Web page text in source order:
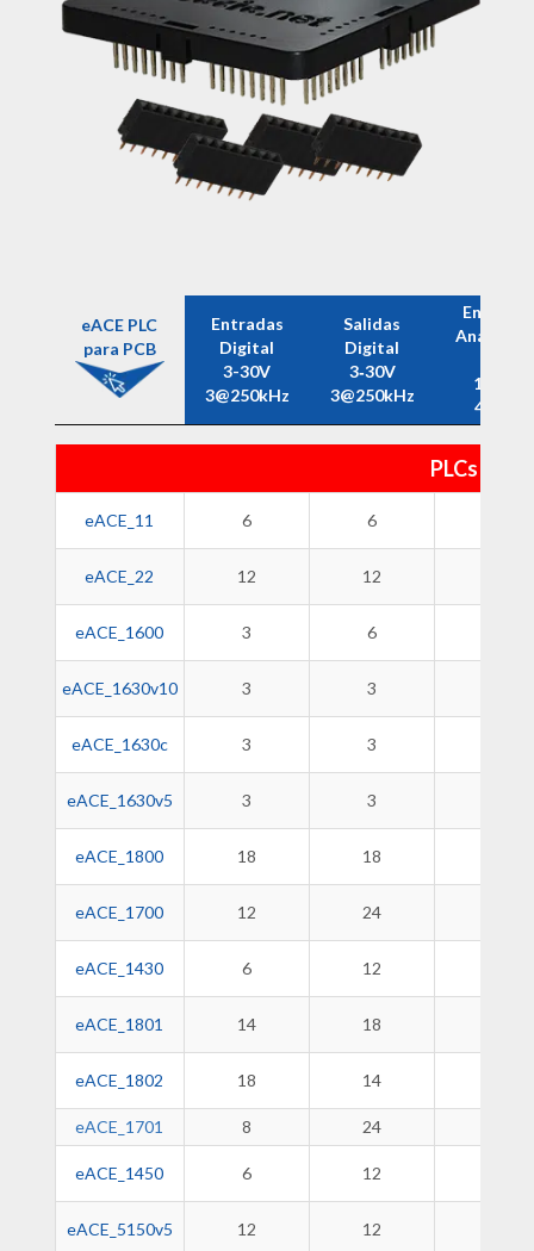
eACE PLC
para PCB
Entradas
Digital
3-30V
3@250kHz
Salidas
Digital
3‑30V
3@250kHz
Entradas
12bits
4096p
3@250kHz
3@250kHz
Entradas
4096p
PLCs
eACE_11 6 6
eACE_22 12 12
eACE_1600 3 6
eACE_1630v10 3 3
eACE_1630c 3 3
eACE_1630v5 3 3
eACE_1800 18 18
eACE_1700 12 24
eACE_1430 6 12
eACE_1801 14 18
eACE_1802 18 14
eACE_1701 8 24
eACE_1450 6 12
eACE_5150v5 12 12